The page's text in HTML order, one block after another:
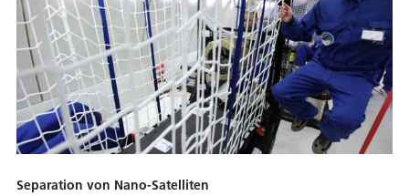
Separation von Nano-Satelliten